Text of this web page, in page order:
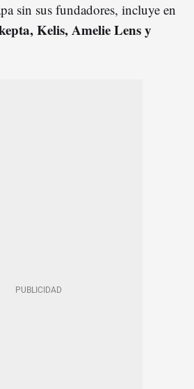
sin sus fundadores, incluye en
Kelis, Amelie Lens y